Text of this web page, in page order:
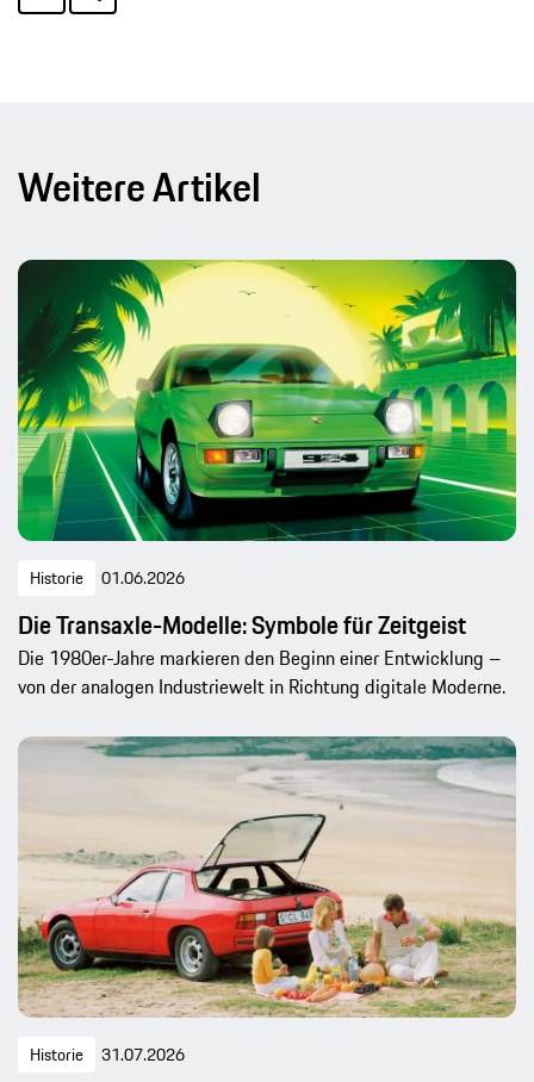
Weitere Artikel
Historie 01.06.2026
Die Transaxle-Modelle: Symbole für Zeitgeist
Die 1980er-Jahre markieren den Beginn einer Entwicklung –
von der analogen Industriewelt in Richtung digitale Moderne.
Historie 31.07.2026